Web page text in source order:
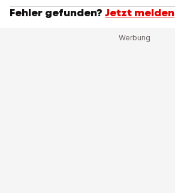
Fehler gefunden? Jetzt melden